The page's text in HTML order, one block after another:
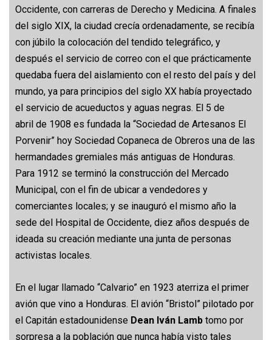
Occidente, con carreras de Derecho y Medicina. A finales
del siglo XIX, la ciudad crecía ordenadamente, se recibía
con júbilo la colocación del tendido telegráfico, y
después el servicio de correo con el que prácticamente
quedaba fuera del aislamiento con el resto del país y del
mundo, ya para principios del siglo XX había proyectado
el servicio de acueductos y aguas negras. El 5 de
abril de 1908 es fundada la “Sociedad de Artesanos El
Porvenir” hoy Sociedad Copaneca de Obreros una de las
hermandades gremiales más antiguas de Honduras.
Para 1912 se terminó la construcción del Mercado
Municipal, con el fin de ubicar a vendedores y
comerciantes locales; y se inauguró el mismo año la
sede del Hospital de Occidente, diez años después de
ideada su creación mediante una junta de personas
activistas locales.
En el lugar llamado “Calvario” en 1923 aterriza el primer
avión que vino a Honduras. El avión “Bristol” pilotado por
el Capitán estadounidense Dean Iván Lamb tomo por
sorpresa a la población que nunca había visto tales